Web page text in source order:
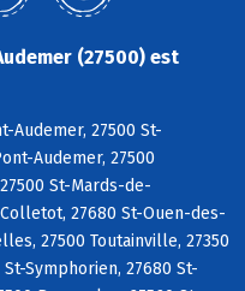
(27500) est
Audemer, 27500 St-
Audemer, 27500
St-Mards-de-
27680 St-Ouen-des-
27500 Toutainville, 27350
Symphorien, 27680 St-